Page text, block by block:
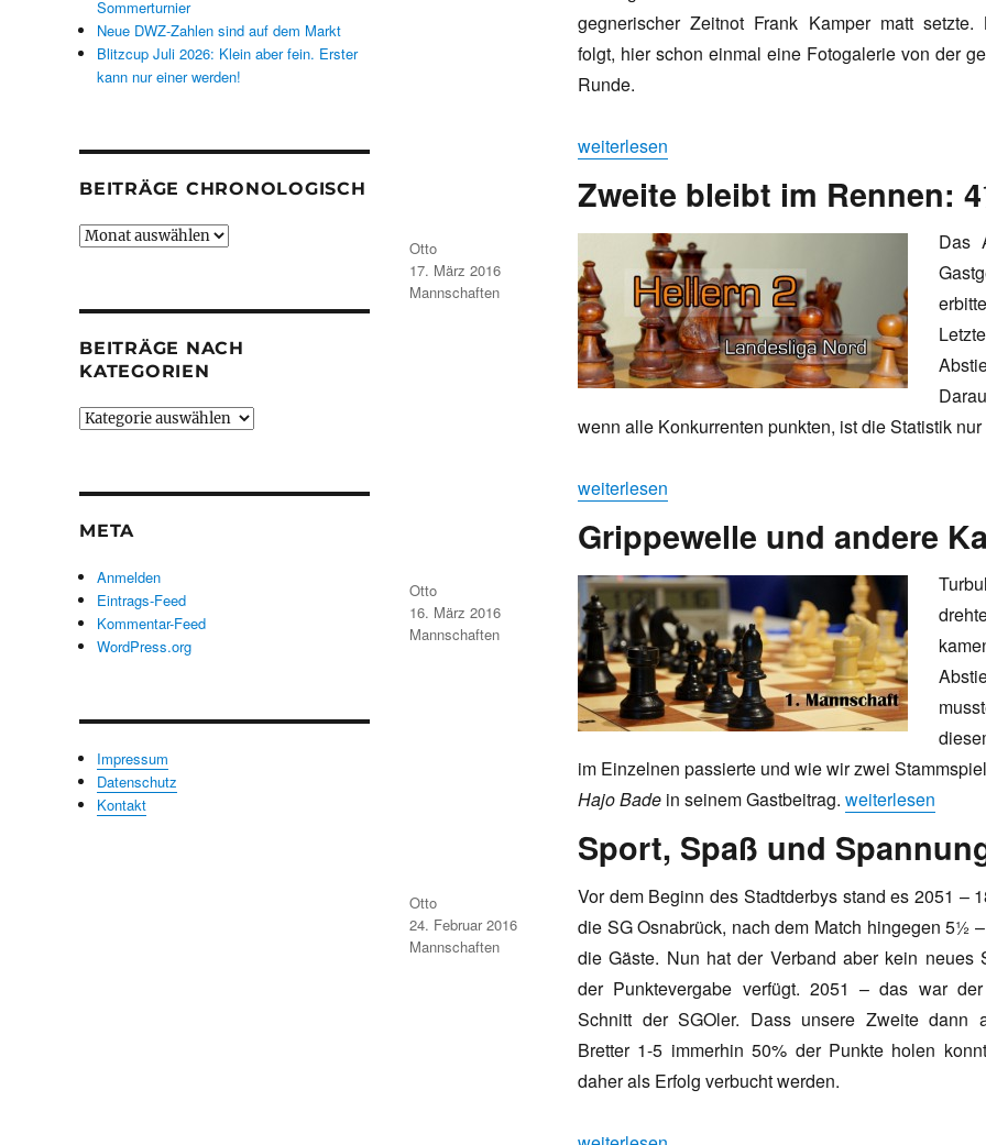
gegnerischer Zeitnot Frank Kamper matt setzte.
folgt, hier schon einmal eine Fotogalerie von der
Runde.
„Breakings News VEM“
weiterlesen
Zweite bleibt im Rennen:
Das
wenn alle Konkurrenten punkten, ist die Statistik
„Zweite bleibt im Rennen: 4½-3½ in Delmenhorst“
weiterlesen
Autor
Otto
Veröffentlicht
am
17. März 2016
Kategorien
Mannschaften
Grippewelle und andere
im Einzelnen passierte und wie wir zwei
Hajo Bade in seinem Gastbeitrag. „Grippewelle und
weiterlesen
Autor
Otto
Veröffentlicht
am
16. März 2016
Kategorien
Mannschaften
Sport, Spaß und
Vor dem Beginn des Stadtderbys stand es 2051 –
die SG Osnabrück, nach dem Match hingegen 5½
die Gäste. Nun hat der Verband aber kein neues
der Punktevergabe verfügt. 2051 – das war
Schnitt der SGOler. Dass unsere Zweite dann
Bretter 1-5 immerhin 50% der Punkte holen
daher als Erfolg verbucht werden.
Autor
Otto
Veröffentlicht
am
24. Februar 2016
Kategorien
Mannschaften
Sommerturnier
Neue DWZ-Zahlen sind auf dem Markt
Blitzcup Juli 2026: Klein aber fein. Erster
kann nur einer werden!
BEITRÄGE CHRONOLOGISCH
Beiträge
BEITRÄGE NACH
KATEGORIEN
Beiträge
META
Anmelden
Eintrags-Feed
Kommentar-Feed
WordPress.org
Impressum
Datenschutz
Kontakt